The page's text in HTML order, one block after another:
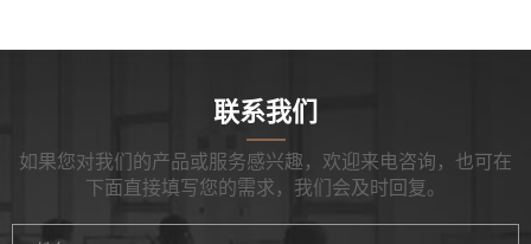
联系我们
如果您对我们的产品或服务感兴趣，欢迎来电咨询，也可在
下面直接填写您的需求，我们会及时回复。